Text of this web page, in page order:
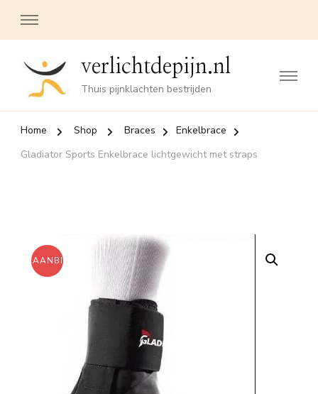
verlichtdepijn.nl
Thuis pijnklachten bestrijden
Home Shop Braces
Enkelbrace
Gladiator Sports Enkelbrace lichtgewicht met straps
AANBIEDING!